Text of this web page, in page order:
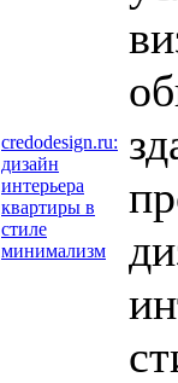
credodesign.ru:
дизайн
интерьера
квартиры в
стиле
минимализм